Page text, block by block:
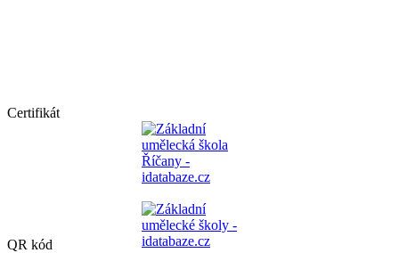
Certifikát
QR kód